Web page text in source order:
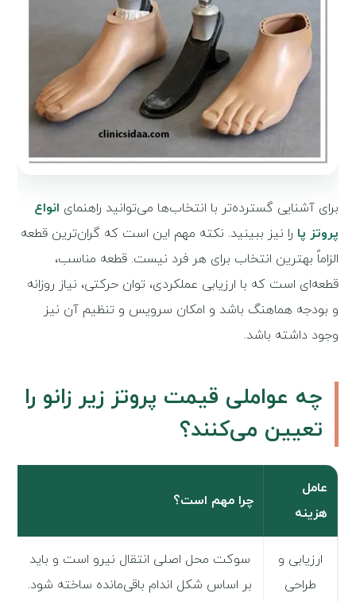
برای آشنایی گسترده‌تر با انتخاب‌ها می‌توانید راهنمای انواع
پروتز پا را نیز ببینید. نکته مهم این است که گران‌ترین قطعه
الزاماً بهترین انتخاب برای هر فرد نیست. قطعه مناسب،
قطعه‌ای است که با ارزیابی عملکردی، توان حرکتی، نیاز روزانه
و بودجه هماهنگ باشد و امکان سرویس و تنظیم آن نیز
وجود داشته باشد.
چه عواملی قیمت پروتز زیر زانو را
تعیین می‌کنند؟
عامل
هزینه
چرا مهم است؟
ارزیابی و
طراحی
سوکت محل اصلی انتقال نیرو است و باید
بر اساس شکل اندام باقی‌مانده ساخته شود.